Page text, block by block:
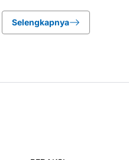
Selengkapnya